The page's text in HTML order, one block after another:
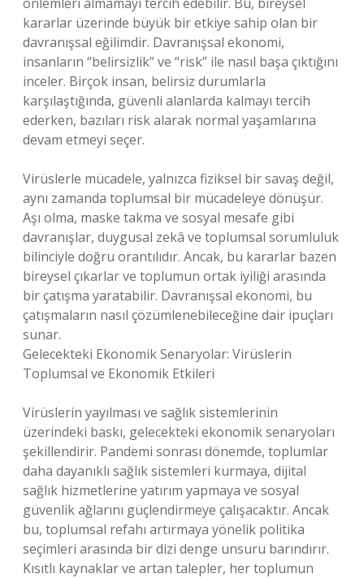
kararlar üzerinde büyük bir etkiye sahip olan bir
davranışsal eğilimdir. Davranışsal ekonomi,
insanların “belirsizlik” ve “risk” ile nasıl başa çıktığını
inceler. Birçok insan, belirsiz durumlarla
karşılaştığında, güvenli alanlarda kalmayı tercih
ederken, bazıları risk alarak normal yaşamlarına
devam etmeyi seçer.
Virüslerle mücadele, yalnızca fiziksel bir savaş değil,
aynı zamanda toplumsal bir mücadeleye dönüşür.
Aşı olma, maske takma ve sosyal mesafe gibi
davranışlar, duygusal zekâ ve toplumsal sorumluluk
bilinciyle doğru orantılıdır. Ancak, bu kararlar bazen
bireysel çıkarlar ve toplumun ortak iyiliği arasında
bir çatışma yaratabilir. Davranışsal ekonomi, bu
çatışmaların nasıl çözümlenebileceğine dair ipuçları
sunar.
Gelecekteki Ekonomik Senaryolar: Virüslerin
Toplumsal ve Ekonomik Etkileri
Virüslerin yayılması ve sağlık sistemlerinin
üzerindeki baskı, gelecekteki ekonomik senaryoları
şekillendirir. Pandemi sonrası dönemde, toplumlar
daha dayanıklı sağlık sistemleri kurmaya, dijital
sağlık hizmetlerine yatırım yapmaya ve sosyal
güvenlik ağlarını güçlendirmeye çalışacaktır. Ancak
bu, toplumsal refahı artırmaya yönelik politika
seçimleri arasında bir dizi denge unsuru barındırır.
Kısıtlı kaynaklar ve artan talepler, her toplumun